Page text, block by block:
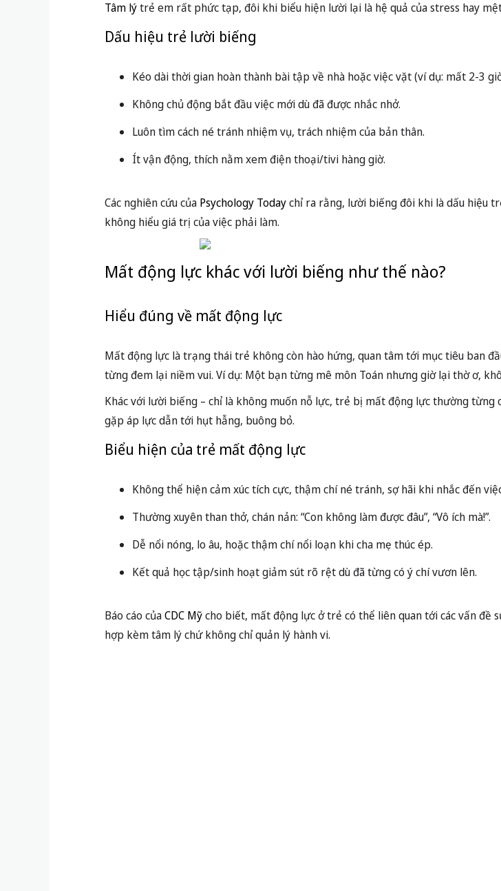
Tâm lýtrẻ em rất phức tạp, đôi khi biểu hiện lười lại là hệ quả của stress hay
Dấu hiệu trẻ lười biếng
Kéo dài thời gian hoàn thành bài tập về nhà hoặc việc vặt (ví dụ: mất 2-3
Không chủ động bắt đầu việc mới dù đã được nhắc nhở.
Luôn tìm cách né tránh nhiệm vụ, trách nhiệm của bản thân.
Ít vận động, thích nằm xem điện thoại/tivi hàng giờ.
Các nghiên cứu của Psychology Todaychỉ ra rằng, lười biếng đôi khi là dấu hiệu
không hiểu giá trị của việc phải làm.
Mất động lực khác với lười biếng như thế nào?
Hiểu đúng về mất động lực
Mất động lực là trạng thái trẻ không còn hào hứng, quan tâm tới mục tiêu ban
từng đem lại niềm vui. Ví dụ: Một bạn từng mê môn Toán nhưng giờ lại thờ ơ,
Khác với lười biếng – chỉ là không muốn nỗ lực, trẻ bị mất động lực thường
gặp áp lực dẫn tới hụt hẫng, buông bỏ.
Biểu hiện của trẻ mất động lực
Không thể hiện cảm xúc tích cực, thậm chí né tránh, sợ hãi khi nhắc đến
Thường xuyên than thở, chán nản: “Con không làm được đâu”, “Vô ích mà!”.
Dễ nổi nóng, lo âu, hoặc thậm chí nổi loạn khi cha mẹ thúc ép.
Kết quả học tập/sinh hoạt giảm sút rõ rệt dù đã từng có ý chí vươn lên.
Báo cáo củaCDC Mỹcho biết, mất động lực ở trẻ có thể liên quan tới các vấn đề
hợp kèm tâm lý chứ không chỉ quản lý hành vi.